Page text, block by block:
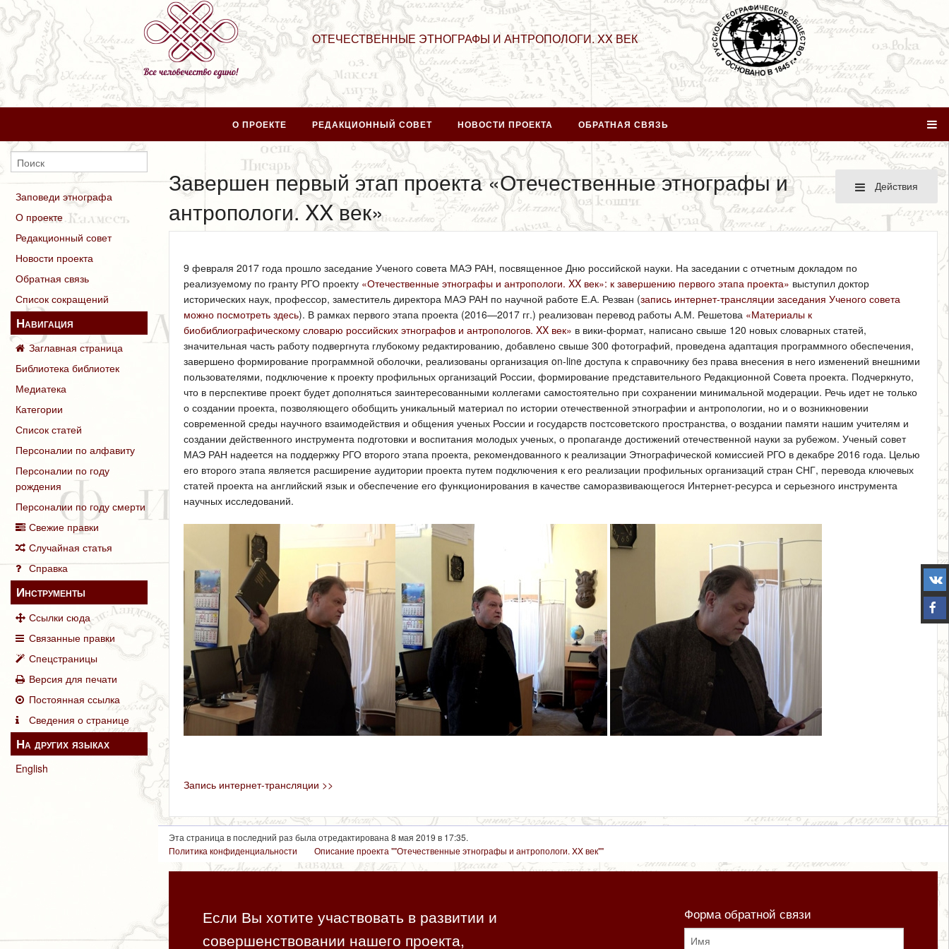
ОТЕЧЕСТВЕННЫЕ ЭТНОГРАФЫ И АНТРОПОЛОГИ. XX ВЕК
О ПРОЕКТЕ РЕДАКЦИОННЫЙ СОВЕТ НОВОСТИ ПРОЕКТА ОБРАТНАЯ СВЯЗЬ
Заповеди этнографа
О проекте
Редакционный совет
Новости проекта
Обратная связь
Список сокращений
Навигация
Заглавная страница
Библиотека библиотек
Медиатека
Категории
Список статей
Персоналии по алфавиту
Персоналии по году
рождения
Персоналии по году смерти
Свежие правки
Случайная статья
Справка
Инструменты
Ссылки сюда
Связанные правки
Спецстраницы
Версия для печати
Постоянная ссылка
Сведения о странице
На других языках
English
Действия
Завершен первый этап проекта «Отечественные этнографы и
антропологи. XX век»
9 февраля 2017 года прошло заседание Ученого совета МАЭ РАН, посвященное Дню российской науки. На заседании с отчетным докладом по
реализуемому по гранту РГО проекту «Отечественные этнографы и антропологи. XX век»: к завершению первого этапа проекта» выступил доктор
исторических наук, профессор, заместитель директора МАЭ РАН по научной работе Е.А. Резван (запись интернет-трансляции заседания Ученого совета
можно посмотреть здесь). В рамках первого этапа проекта (2016—2017 гг.) реализован перевод работы А.М. Решетова «Материалы к
биобиблиографическому словарю российских этнографов и антропологов. XX век» в вики-формат, написано свыше 120 новых словарных статей,
значительная часть работу подвергнута глубокому редактированию, добавлено свыше 300 фотографий, проведена адаптация программного обеспечения,
завершено формирование программной оболочки, реализованы организация on-line доступа к справочнику без права внесения в него изменений внешними
пользователями, подключение к проекту профильных организаций России, формирование представительного Редакционной Совета проекта. Подчеркнуто,
что в перспективе проект будет дополняться заинтересованными коллегами самостоятельно при сохранении минимальной модерации. Речь идет не только
о создании проекта, позволяющего обобщить уникальный материал по истории отечественной этнографии и антропологии, но и о возникновении
современной среды научного взаимодействия и общения ученых России и государств постсоветского пространства, о воздании памяти нашим учителям и
создании действенного инструмента подготовки и воспитания молодых ученых, о пропаганде достижений отечественной науки за рубежом. Ученый совет
МАЭ РАН надеется на поддержку РГО второго этапа проекта, рекомендованного к реализации Этнографической комиссией РГО в декабре 2016 года. Целью
его второго этапа является расширение аудитории проекта путем подключения к его реализации профильных организаций стран СНГ, перевода ключевых
статей проекта на английский язык и обеспечение его функционирования в качестве саморазвивающегося Интернет-ресурса и серьезного инструмента
научных исследований.
Запись интернет-трансляции >>
Эта страница в последний раз была отредактирована 8 мая 2019 в 17:35.
Политика конфиденциальности
Описание проекта ""Отечественные этнографы и антропологи. XX век""
Если Вы хотите участвовать в развитии и
совершенствовании нашего проекта,
Форма обратной связи